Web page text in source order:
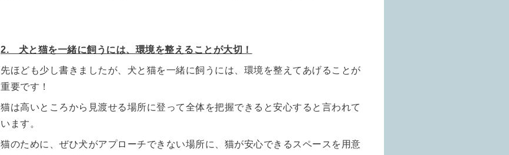
2. 犬と猫を一緒に飼うには、環境を整えることが大切！
先ほども少し書きましたが、犬と猫を一緒に飼うには、環境を整えてあげることが
重要です！
猫は高いところから見渡せる場所に登って全体を把握できると安心すると言われて
います。
猫のために、ぜひ犬がアプローチできない場所に、猫が安心できるスペースを用意